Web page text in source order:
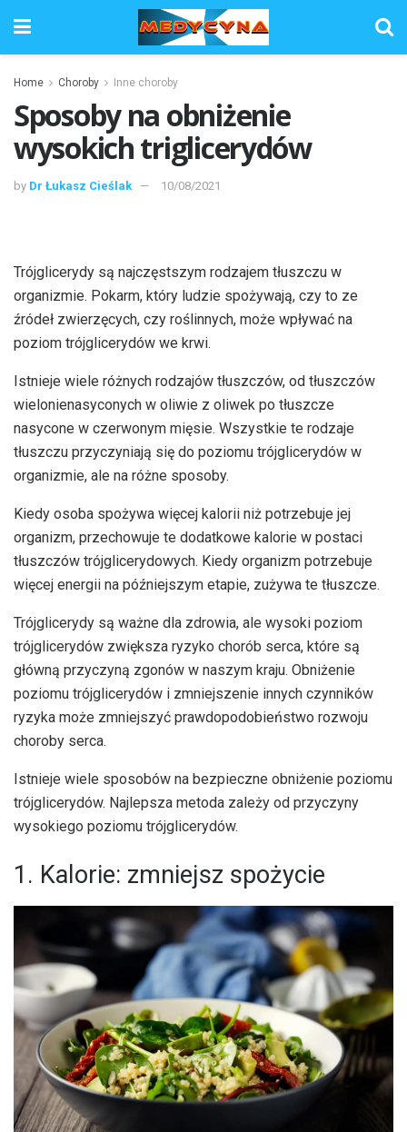
Home Choroby Inne choroby
Sposoby na obniżenie
wysokich triglicerydów
by Dr Łukasz Cieślak 10/08/2021
Trójglicerydy są najczęstszym rodzajem tłuszczu w
organizmie. Pokarm, który ludzie spożywają, czy to ze
źródeł zwierzęcych, czy roślinnych, może wpływać na
poziom trójglicerydów we krwi.
Istnieje wiele różnych rodzajów tłuszczów, od tłuszczów
wielonienasyconych w oliwie z oliwek po tłuszcze
nasycone w czerwonym mięsie. Wszystkie te rodzaje
tłuszczu przyczyniają się do poziomu trójglicerydów w
organizmie, ale na różne sposoby.
Kiedy osoba spożywa więcej kalorii niż potrzebuje jej
organizm, przechowuje te dodatkowe kalorie w postaci
tłuszczów trójglicerydowych. Kiedy organizm potrzebuje
więcej energii na późniejszym etapie, zużywa te tłuszcze.
Trójglicerydy są ważne dla zdrowia, ale wysoki poziom
trójglicerydów zwiększa ryzyko chorób serca, które są
główną przyczyną zgonów w naszym kraju. Obniżenie
poziomu trójglicerydów i zmniejszenie innych czynników
ryzyka może zmniejszyć prawdopodobieństwo rozwoju
choroby serca.
Istnieje wiele sposobów na bezpieczne obniżenie poziomu
trójglicerydów. Najlepsza metoda zależy od przyczyny
wysokiego poziomu trójglicerydów.
1. Kalorie: zmniejsz spożycie